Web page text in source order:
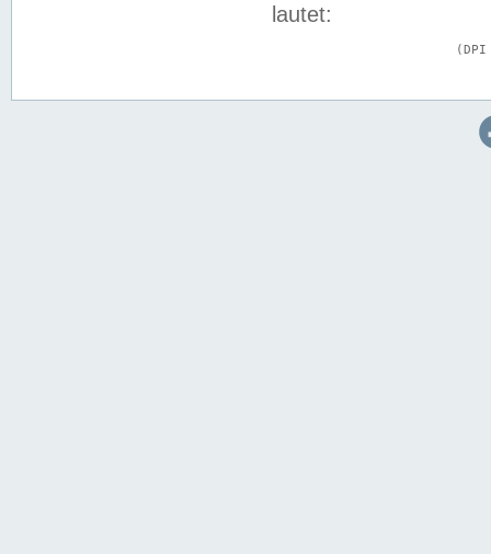
lautet: